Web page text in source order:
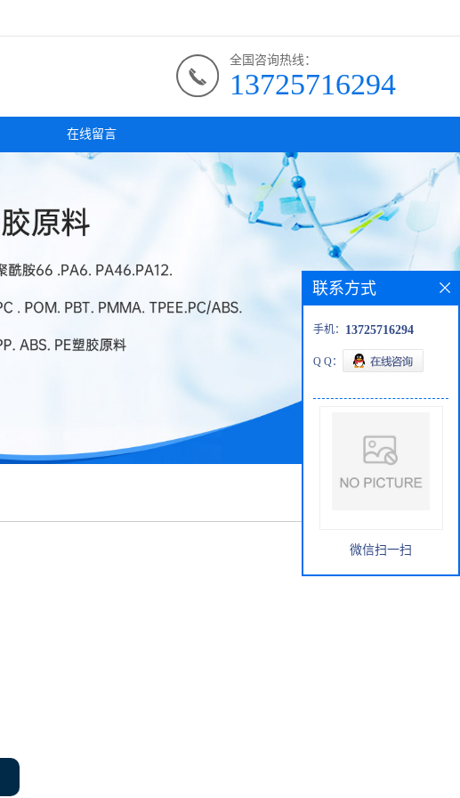
全国咨询热线：
13725716294
在线留言
联系方式
手机： 13725716294
Q Q：
微信扫一扫